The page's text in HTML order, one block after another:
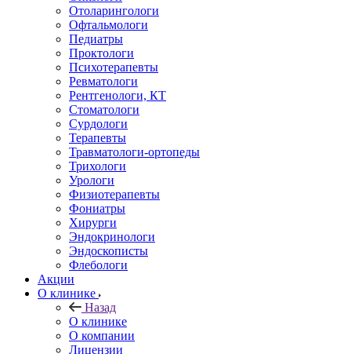
Отоларингологи
Офтальмологи
Педиатры
Проктологи
Психотерапевты
Ревматологи
Рентгенологи, КТ
Стоматологи
Сурдологи
Терапевты
Травматологи-ортопеды
Трихологи
Урологи
Физиотерапевты
Фониатры
Хирурги
Эндокринологи
Эндоскописты
Флебологи
Акции
О клинике
Назад
О клинике
О компании
Лицензии